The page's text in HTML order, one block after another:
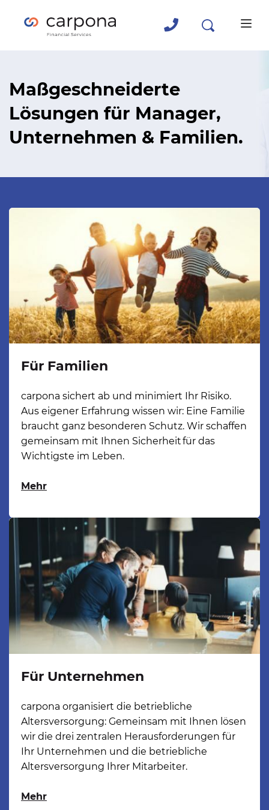
Maßgeschneiderte
Lösungen für Manager,
Unternehmen & Familien.
Für Familien
carpona sichert ab und minimiert Ihr Risiko.
Aus eigener Erfahrung wissen wir: Eine Familie
braucht ganz besonderen Schutz. Wir schaffen
gemeinsam mit Ihnen Sicherheit für das
Wichtigste im Leben.
Mehr
Für Unternehmen
carpona organisiert die betriebliche
Altersversorgung: Gemeinsam mit Ihnen lösen
wir die drei zentralen Herausforderungen für
Ihr Unternehmen und die betriebliche
Altersversorgung Ihrer Mitarbeiter.
Mehr